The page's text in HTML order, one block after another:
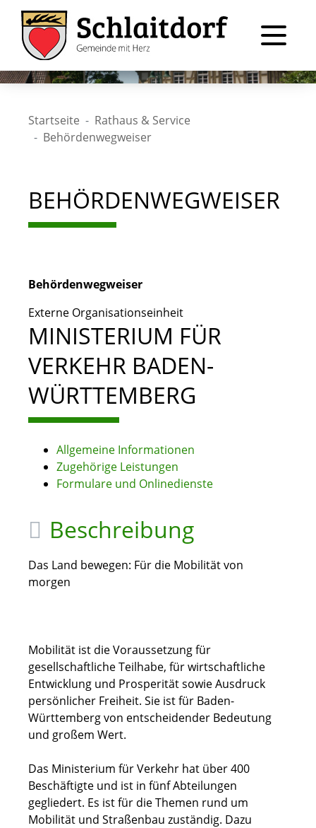
Startseite
Rathaus & Service
Behördenwegweiser
BEHÖRDENWEGWEISER
Behördenwegweiser
Externe Organisationseinheit
MINISTERIUM FÜR
VERKEHR BADEN-
WÜRTTEMBERG
Allgemeine Informationen
Zugehörige Leistungen
Formulare und Onlinedienste
Beschreibung
Das Land bewegen: Für die Mobilität von
morgen
Mobilität ist die Voraussetzung für
gesellschaftliche Teilhabe, für wirtschaftliche
Entwicklung und Prosperität sowie Ausdruck
persönlicher Freiheit. Sie ist für Baden-
Württemberg von entscheidender Bedeutung
und großem Wert.
Das Ministerium für Verkehr hat über 400
Beschäftigte und ist in fünf Abteilungen
gegliedert. Es ist für die Themen rund um
Mobilität und Straßenbau zuständig. Dazu